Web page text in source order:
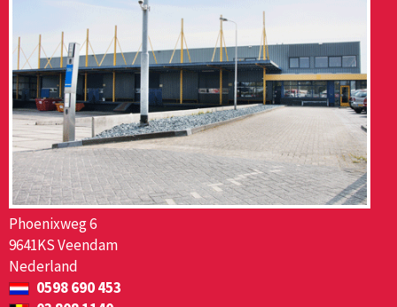
Phoenixweg 6
9641KS Veendam
Nederland
0598 690 453